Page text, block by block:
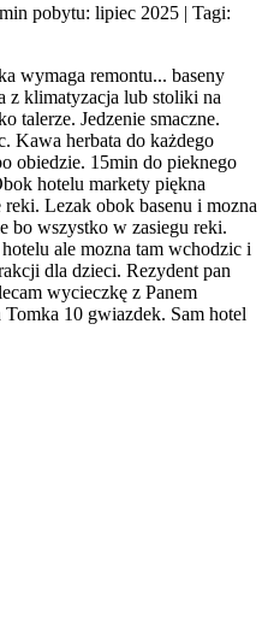
pobytu: lipiec 2025 | Tagi:
wymaga remontu... baseny
z klimatyzacja lub stoliki na
talerze. Jedzenie smaczne.
Kawa herbata do każdego
obiedzie. 15min do pieknego
hotelu markety piękna
Lezak obok basenu i mozna
bo wszystko w zasiegu reki.
ale mozna tam wchodzic i
dla dzieci. Rezydent pan
wycieczkę z Panem
10 gwiazdek. Sam hotel